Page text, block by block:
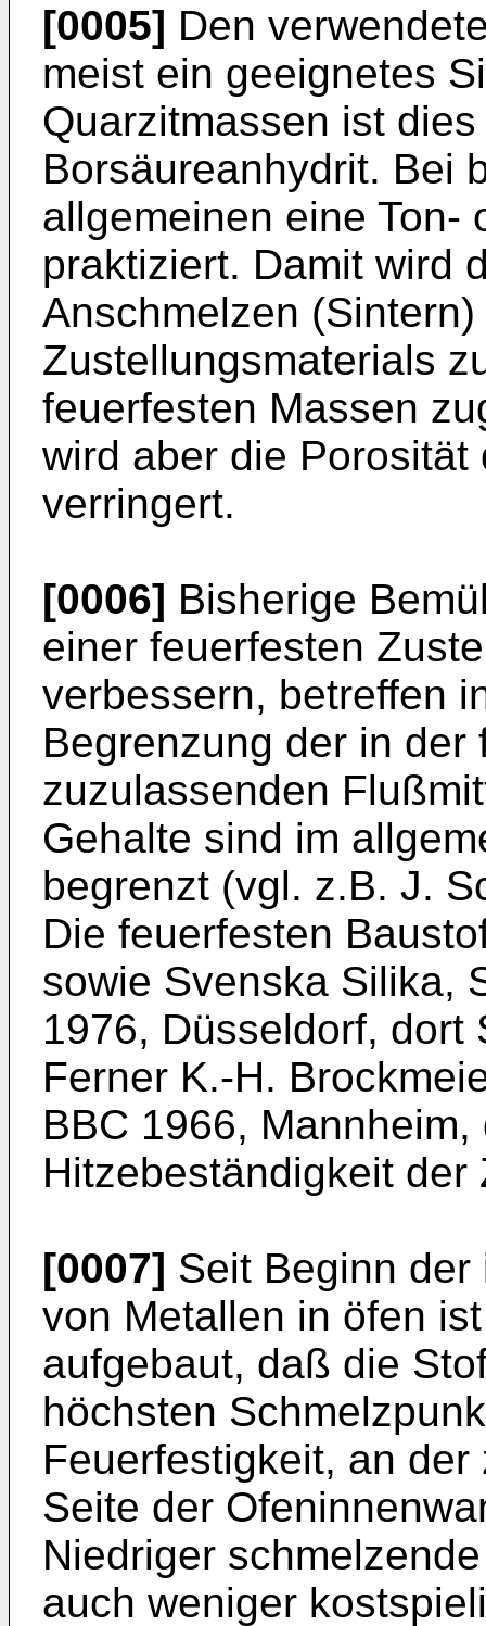
[0005] Den
meist ein geeignetes
Quarzitmassen ist
Borsäureanhydrit. Bei
allgemeinen eine Ton-
praktiziert. Damit wird
Anschmelzen
Zustellungsmaterials
feuerfesten Massen
wird aber die
verringert.
[0006] Bisherige
einer feuerfesten
verbessern, betreffen
Begrenzung der in der
zuzulassenden
Gehalte sind im
begrenzt (vgl. z.B. J.
Die feuerfesten
sowie Svenska Silika,
1976, Düsseldorf, dort
Ferner K.-H.
BBC 1966,
Hitzebeständigkeit
[0007] Seit Beginn
von Metallen in öfen
aufgebaut, daß die
höchsten
Feuerfestigkeit, an
Seite der
Niedriger
auch weniger